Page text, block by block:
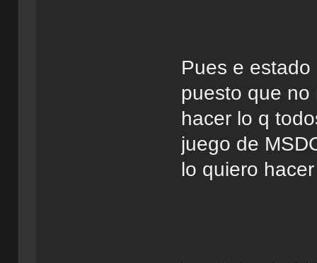
Pues e
puesto que no
hacer lo q
juego de
lo quiero